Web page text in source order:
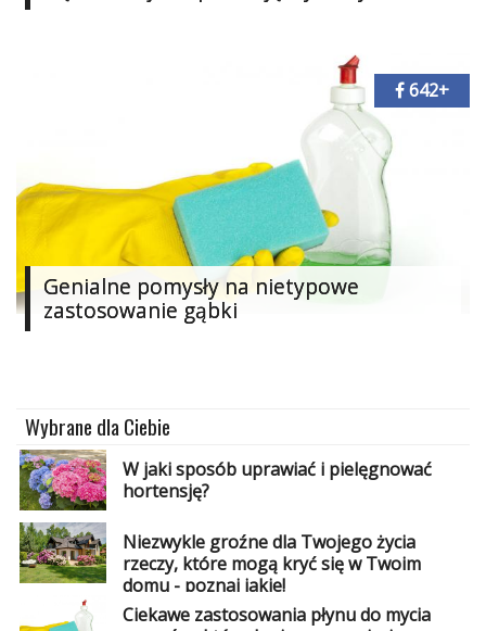
Genialne pomysły na nietypowe
zastosowanie gąbki
642+
Wybrane dla Ciebie
W jaki sposób uprawiać i pielęgnować
hortensję?
Niezwykle groźne dla Twojego życia
rzeczy, które mogą kryć się w Twoim
domu - poznaj jakie!
Ciekawe zastosowania płynu do mycia